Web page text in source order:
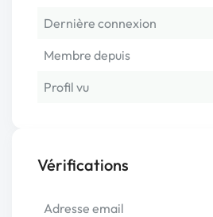
Dernière connexion
Membre depuis
Profil vu
Vérifications
Adresse email